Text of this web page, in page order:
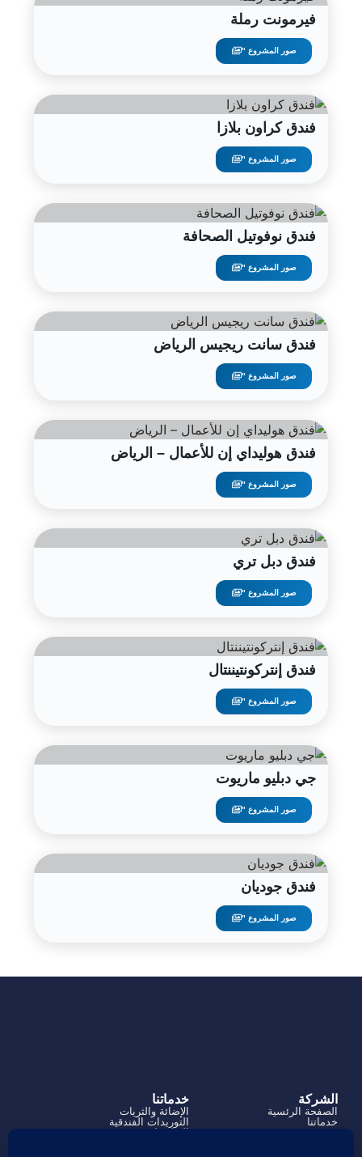
فيرمونت رملة
صور المشروع "
فندق كراون بلازا
صور المشروع "
فندق نوفوتيل الصحافة
صور المشروع "
فندق سانت ريجيس الرياض
صور المشروع "
فندق هوليداي إن للأعمال – الرياض
صور المشروع "
فندق دبل تري
صور المشروع "
فندق إنتركونتيننتال
صور المشروع "
جي دبليو ماريوت
صور المشروع "
فندق جوديان
صور المشروع "
الشركة
الصفحة الرئسية
خدماتنا
خدماتنا
الإضائة والثريات
التوريدات الفندقية
الديكورات